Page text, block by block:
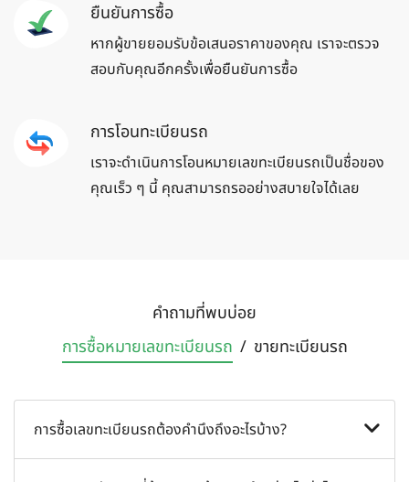
ยืนยันการซื้อ
หากผู้ขายยอมรับข้อเสนอราคาของคุณ เราจะตรวจ
สอบกับคุณอีกครั้งเพื่อยืนยันการซื้อ
การโอนทะเบียนรถ
เราจะดำเนินการโอนหมายเลขทะเบียนรถเป็นชื่อของ
คุณเร็ว ๆ นี้ คุณสามารถรออย่างสบายใจได้เลย
คำถามที่พบบ่อย
การซื้อหมายเลขทะเบียนรถ / ขายทะเบียนรถ
การซื้อเลขทะเบียนรถต้องคำนึงถึงอะไรบ้าง?